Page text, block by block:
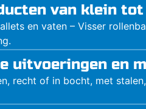
van klein
en vaten – Visser
uitvoeringen en
recht of in bocht, met